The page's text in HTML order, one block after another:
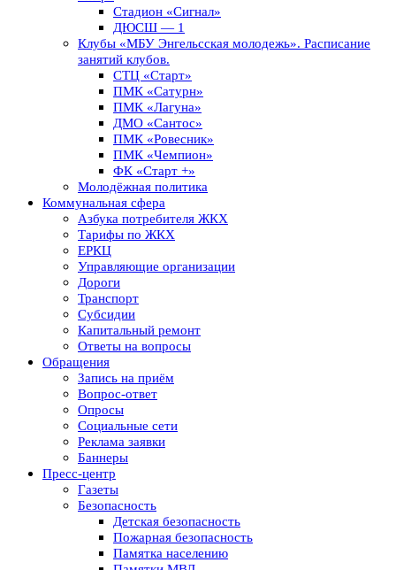
Стадион «Сигнал»
ДЮСШ — 1
Клубы «МБУ Энгельсская молодежь». Расписание
занятий клубов.
СТЦ «Старт»
ПМК «Сатурн»
ПМК «Лагуна»
ДМО «Сантос»
ПМК «Ровесник»
ПМК «Чемпион»
ФК «Старт +»
Молодёжная политика
Коммунальная сфера
Азбука потребителя ЖКХ
Тарифы по ЖКХ
ЕРКЦ
Управляющие организации
Дороги
Транспорт
Субсидии
Капитальный ремонт
Ответы на вопросы
Обращения
Запись на приём
Вопрос-ответ
Опросы
Социальные сети
Реклама заявки
Баннеры
Пресс-центр
Газеты
Безопасность
Детская безопасность
Пожарная безопасность
Памятка населению